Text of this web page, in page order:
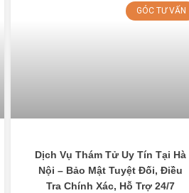
GÓC TƯ VẤN
Dịch Vụ Thám Tử Uy Tín Tại Hà
Nội – Bảo Mật Tuyệt Đối, Điều
Tra Chính Xác, Hỗ Trợ 24/7